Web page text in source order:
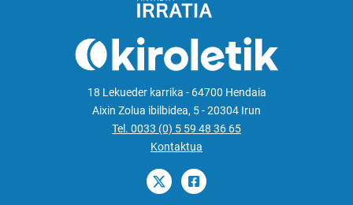
18 Lekueder karrika - 64700 Hendaia
Aixin Zolua ibilbidea, 5 - 20304 Irun
Tel. 0033 (0) 5 59 48 36 65
Kontaktua